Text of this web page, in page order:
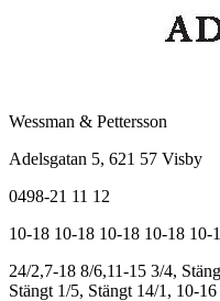
Wessman & Pettersson
Adelsgatan 5, 621 57 Visby
0498-21 11 12
10-18 10-18 10-18 10-18 10-
24/2,7-18 8/6,11-15 3/4,
Stängt 1/5, Stängt 14/1, 10-16